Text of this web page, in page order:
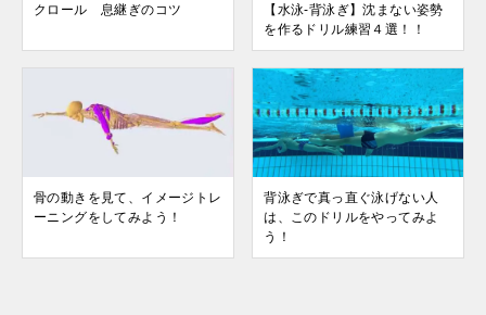
クロール 息継ぎのコツ
【水泳-背泳ぎ】沈まない姿勢
を作るドリル練習４選！！
骨の動きを見て、イメージトレ
ーニングをしてみよう！
背泳ぎで真っ直ぐ泳げない人
は、このドリルをやってみよ
う！